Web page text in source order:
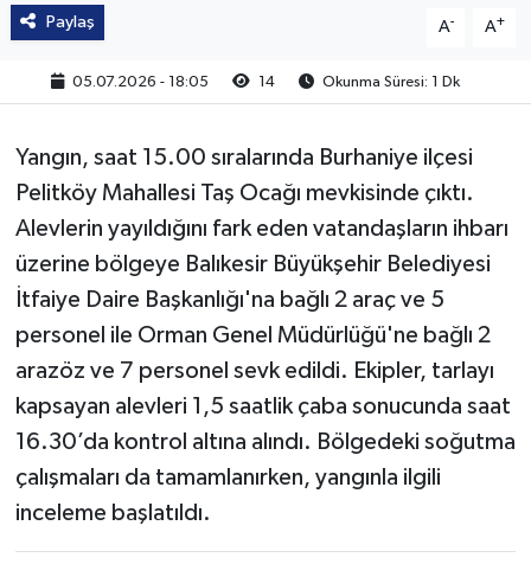
Paylaş A- A+
05.07.2026 - 18:05 14 Okunma Süresi: 1 Dk
Yangın, saat 15.00 sıralarında Burhaniye ilçesi
Pelitköy Mahallesi Taş Ocağı mevkisinde çıktı.
Alevlerin yayıldığını fark eden vatandaşların ihbarı
üzerine bölgeye Balıkesir Büyükşehir Belediyesi
İtfaiye Daire Başkanlığı'na bağlı 2 araç ve 5
personel ile Orman Genel Müdürlüğü'ne bağlı 2
arazöz ve 7 personel sevk edildi. Ekipler, tarlayı
kapsayan alevleri 1,5 saatlik çaba sonucunda saat
16.30’da kontrol altına alındı. Bölgedeki soğutma
çalışmaları da tamamlanırken, yangınla ilgili
inceleme başlatıldı.